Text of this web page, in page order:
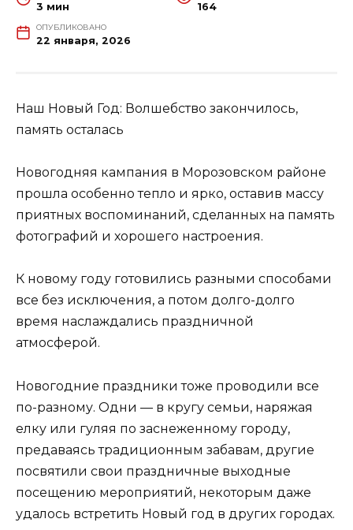
3 мин 164
ОПУБЛИКОВАНО
22 января, 2026
Наш Новый Год: Волшебство закончилось,
память осталась
Новогодняя кампания в Морозовском районе
прошла особенно тепло и ярко, оставив массу
приятных воспоминаний, сделанных на память
фотографий и хорошего настроения.
К новому году готовились разными способами
все без исключения, а потом долго-долго
время наслаждались праздничной
атмосферой.
Новогодние праздники тоже проводили все
по-разному. Одни — в кругу семьи, наряжая
елку или гуляя по заснеженному городу,
предаваясь традиционным забавам, другие
посвятили свои праздничные выходные
посещению мероприятий, некоторым даже
удалось встретить Новый год в других городах.